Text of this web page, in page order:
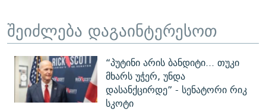
შეიძლება დაგაინტერესოთ
“პუტინი არის ბანდიტი... თუკი
მხარს უჭერ, უნდა
დასანქცირდე” - სენატორი რიკ
სკოტი